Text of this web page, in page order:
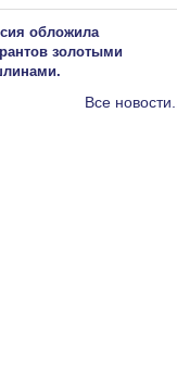
обложила
золотыми
Все новости...